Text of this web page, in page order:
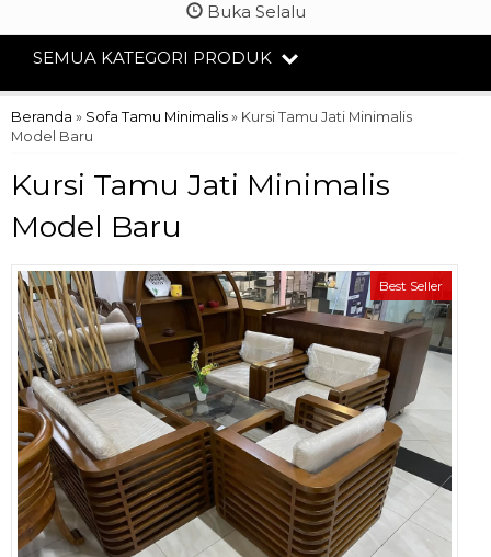
Buka Selalu
SEMUA KATEGORI PRODUK
Beranda » Sofa Tamu Minimalis » Kursi Tamu Jati Minimalis
Model Baru
Kursi Tamu Jati Minimalis
Model Baru
Best Seller